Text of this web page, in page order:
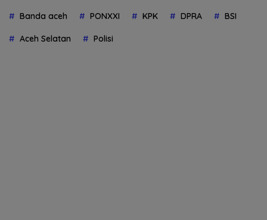
Banda aceh PONXXI KPK DPRA BSI
Aceh Selatan Polisi